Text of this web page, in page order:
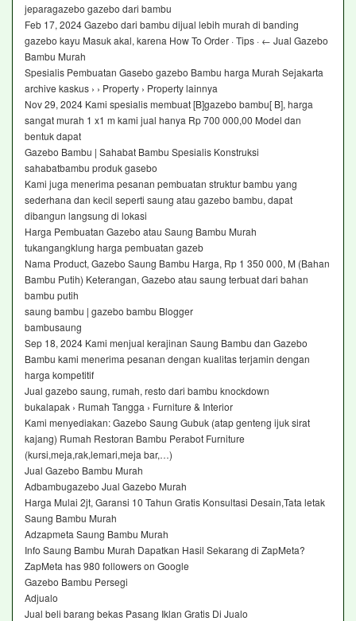
jeparagazebo gazebo dari bambu
Feb 17, 2024 Gazebo dari bambu dijual lebih murah di banding
gazebo kayu Masuk akal, karena How To Order · Tips · ← Jual Gazebo
Bambu Murah
Spesialis Pembuatan Gasebo gazebo Bambu harga Murah Sejakarta
archive kaskus › › Property › Property lainnya
Nov 29, 2024 Kami spesialis membuat [B]gazebo bambu[ B], harga
sangat murah 1 x1 m kami jual hanya Rp 700 000,00 Model dan
bentuk dapat
Gazebo Bambu | Sahabat Bambu Spesialis Konstruksi
sahabatbambu produk gasebo
Kami juga menerima pesanan pembuatan struktur bambu yang
sederhana dan kecil seperti saung atau gazebo bambu, dapat
dibangun langsung di lokasi
Harga Pembuatan Gazebo atau Saung Bambu Murah
tukangangklung harga pembuatan gazeb
Nama Product, Gazebo Saung Bambu Harga, Rp 1 350 000, M (Bahan
Bambu Putih) Keterangan, Gazebo atau saung terbuat dari bahan
bambu putih
saung bambu | gazebo bambu Blogger
bambusaung
Sep 18, 2024 Kami menjual kerajinan Saung Bambu dan Gazebo
Bambu kami menerima pesanan dengan kualitas terjamin dengan
harga kompetitif
Jual gazebo saung, rumah, resto dari bambu knockdown
bukalapak › Rumah Tangga › Furniture & Interior
Kami menyediakan: Gazebo Saung Gubuk (atap genteng ijuk sirat
kajang) Rumah Restoran Bambu Perabot Furniture
(kursi,meja,rak,lemari,meja bar,…)
Jual Gazebo Bambu Murah‎
Adbambugazebo Jual Gazebo Murah‎
Harga Mulai 2jt, Garansi 10 Tahun Gratis Konsultasi Desain,Tata letak
Saung Bambu Murah‎
Adzapmeta Saung Bambu Murah‎
Info Saung Bambu Murah Dapatkan Hasil Sekarang di ZapMeta?
ZapMeta has 980 followers on Google
Gazebo Bambu Persegi‎
Adjualo ‎
Jual beli barang bekas Pasang Iklan Gratis Di Jualo